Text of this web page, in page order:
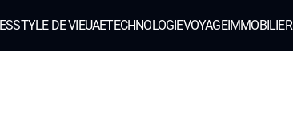
STYLE DE VIEUAETECHNOLOGIEVOYAGEIMMOBILIER